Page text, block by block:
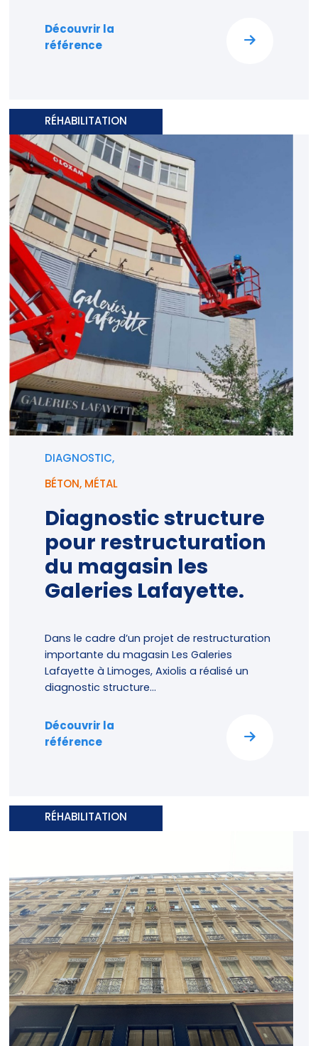
Découvrir la
référence
RÉHABILITATION
DIAGNOSTIC,
BÉTON, MÉTAL
Diagnostic structure
pour restructuration
du magasin les
Galeries Lafayette.
Dans le cadre d’un projet de restructuration
importante du magasin Les Galeries
Lafayette à Limoges, Axiolis a réalisé un
diagnostic structure...
Découvrir la
référence
RÉHABILITATION